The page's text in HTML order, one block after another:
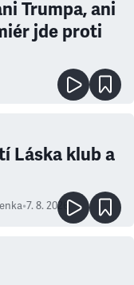
Trumpa, ani
jde proti
Láska klub a
•7. 8. 2026